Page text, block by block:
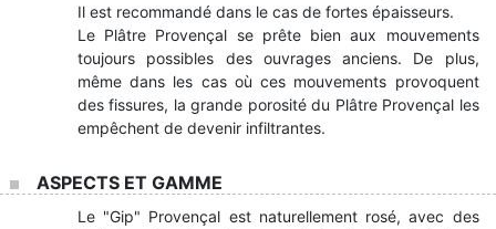
Il est recommandé dans le cas de fortes épaisseurs.
Le Plâtre Provençal se prête bien aux mouvements
toujours possibles des ouvrages anciens. De plus,
même dans les cas où ces mouvements provoquent
des fissures, la grande porosité du Plâtre Provençal les
empêchent de devenir infiltrantes.
ASPECTS ET GAMME
Le "Gip" Provençal est naturellement rosé, avec des